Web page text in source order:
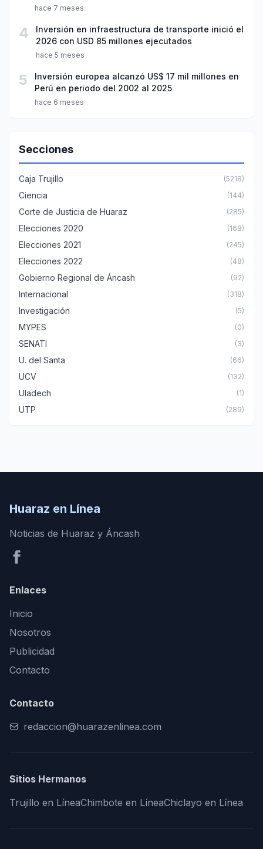
hace 7 meses
4
Inversión en infraestructura de transporte inició el
2026 con USD 85 millones ejecutados
hace 5 meses
5
Inversión europea alcanzó US$ 17 mil millones en
Perú en periodo del 2002 al 2025
hace 6 meses
Secciones
Caja Trujillo (5218)
Ciencia (144)
Corte de Justicia de Huaraz (285)
Elecciones 2020 (168)
Elecciones 2021 (245)
Elecciones 2022 (48)
Gobierno Regional de Áncash (92)
Internacional (318)
Investigación (5)
MYPES (0)
SENATI (3)
U. del Santa (66)
UCV (132)
Uladech (1)
UTP (289)
Huaraz en Línea
Noticias de Huaraz y Áncash
Enlaces
Inicio
Nosotros
Publicidad
Contacto
Contacto
redaccion@huarazenlinea.com
Sitios Hermanos
Trujillo en LíneaChimbote en LíneaChiclayo en Línea